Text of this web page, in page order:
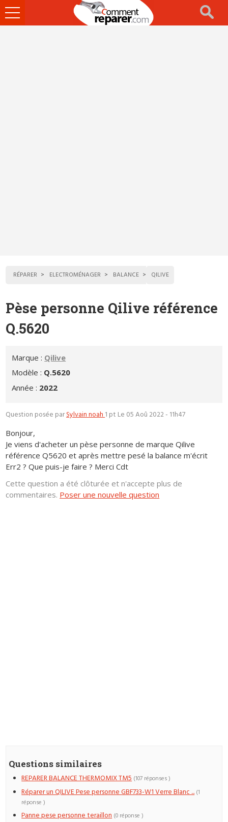
Ouvrir
le
RÉPARER ELECTROMÉNAGER BALANCE QILIVE
Pèse personne Qilive référence
Q.5620
Marque : Qilive
Modèle : Q.5620
Année : 2022
Question posée parSylvain noah1 pt Le 05 Aoû 2022 - 11h47
Bonjour,
Je viens d'acheter un pèse personne de marque Qilive
référence Q5620 et après mettre pesé la balance m'écrit
Err2 ? Que puis-je faire ? Merci Cdt
Cette question a été clôturée et n'accepte plus de
commentaires. Poser une nouvelle question
Questions similaires
REPARER BALANCE THERMOMIX TM5 (107 réponses )
Réparer un QILIVE Pese personne GBF733-W1 Verre Blanc ... (1
réponse )
Panne pese personne teraillon (0 réponse )